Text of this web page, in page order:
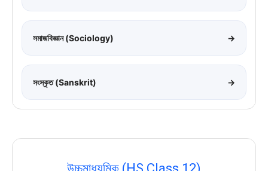
সমাজবিজ্ঞান (Sociology) →
সংস্কৃত (Sanskrit) →